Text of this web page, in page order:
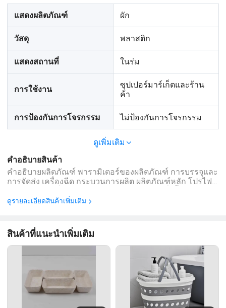
แสดงผลิตภัณฑ์ ผัก
วัสดุ พลาสติก
แสดงสถานที่ ในร่ม
การใช้งาน
ซุปเปอร์มาร์เก็ตและร้าน
ค้า
การป้องกันการโจรกรรม ไม่ป้องกันการโจรกรรม
ดูเพิ่มเติม
คำอธิบายสินค้า
คำอธิบายผลิตภัณฑ์ พารามิเตอร์ของผลิตภัณฑ์ การบรรจุและ
การจัดส่ง เครื่องฉีด กระบวนการผลิต ผลิตภัณฑ์หลัก โปรไฟล์
สำหรับผลิตภัณฑ์ของคุณได้หรือไม่ ตอบ : ใช่เรายินดีรับคำสั่ง
ดูรายละเอียดสินค้าเพิ่มเติม
สินค้าที่แนะนำเพิ่มเติม